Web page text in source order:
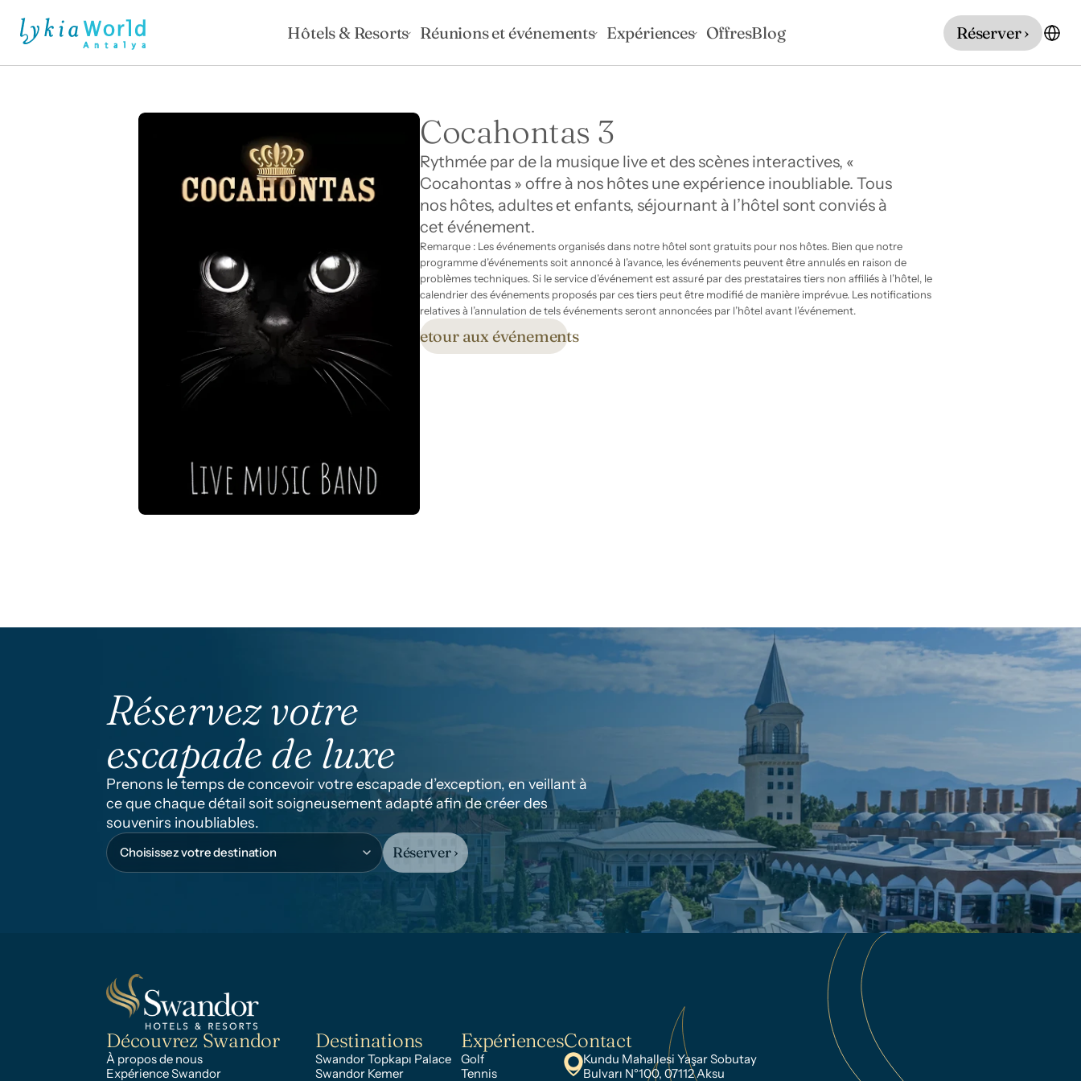
Cocahontas 3
Rythmée par de la musique live et des scènes interactives, «
Cocahontas » offre à nos hôtes une expérience inoubliable. Tous
nos hôtes, adultes et enfants, séjournant à l’hôtel sont conviés à
cet événement.
Remarque : Les événements organisés dans notre hôtel sont gratuits pour nos hôtes. Bien que notre
programme d’événements soit annoncé à l’avance, les événements peuvent être annulés en raison de
problèmes techniques. Si le service d’événement est assuré par des prestataires tiers non affiliés à l’hôtel, le
calendrier des événements proposés par ces tiers peut être modifié de manière imprévue. Les notifications
relatives à l’annulation de tels événements seront annoncées par l’hôtel avant l’événement.
Retour aux événements
Réservez votre
escapade de luxe
Prenons le temps de concevoir votre escapade d’exception, en veillant à
ce que chaque détail soit soigneusement adapté afin de créer des
souvenirs inoubliables.
Réserver ›
Découvrez Swandor
À propos de nous
Expérience Swandor
Destinations
Swandor Topkapı Palace
Swandor Kemer
Expériences
Golf
Tennis
Contact
Kundu Mahallesi Yaşar Sobutay
Bulvarı N°100, 07112 Aksu
Hôtels & Resorts Réunions et événements Expériences OffresBlog Réserver ›